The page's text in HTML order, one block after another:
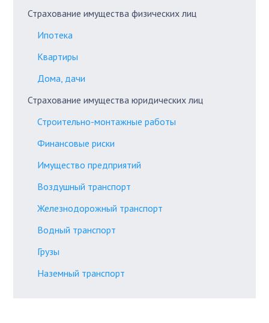
Страхование имущества физических лиц
Ипотека
Квартиры
Дома, дачи
Страхование имущества юридических лиц
Строительно-монтажные работы
Финансовые риски
Имущество предприятий
Воздушный транспорт
Железнодорожный транспорт
Водный транспорт
Грузы
Наземный транспорт